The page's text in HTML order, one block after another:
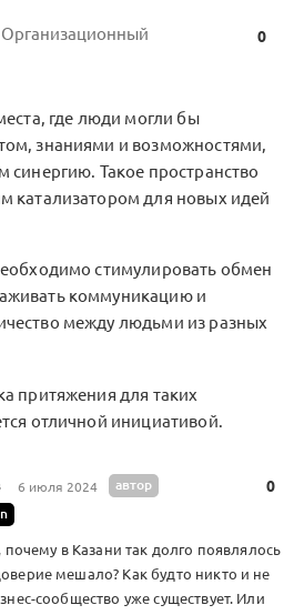
Организационный
0
где люди могли бы
знаниями и возможностями,
синергию. Такое пространство
катализатором для новых идей
стимулировать обмен
коммуникацию и
между людьми из разных
притяжения для таких
отличной инициативой.
6 июля 2024
автор
0
в Казани так долго появлялось
мешало? Как будто никто и не
сообщество уже существует. Или